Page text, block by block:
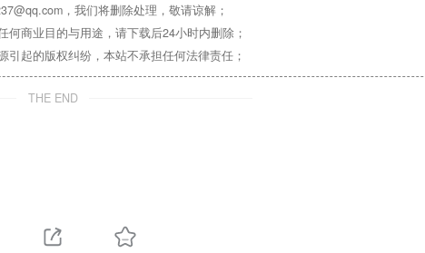
，我们将删除处理，敬请谅解；
商业目的与用途，请下载后24小时内删除；
起的版权纠纷，本站不承担任何法律责任；
THE END